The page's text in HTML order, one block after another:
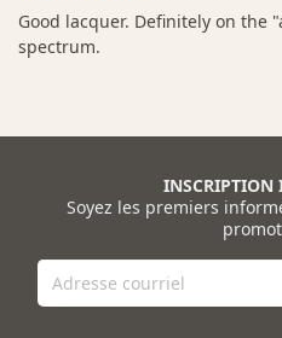
Good lacquer. Definitely on the
spectrum.
INSCRIPTION
Soyez les premiers